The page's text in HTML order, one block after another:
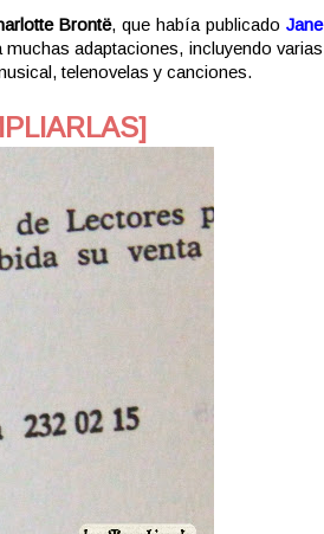
Brontë, que había publicado Jane
adaptaciones, incluyendo varias
telenovelas y canciones.